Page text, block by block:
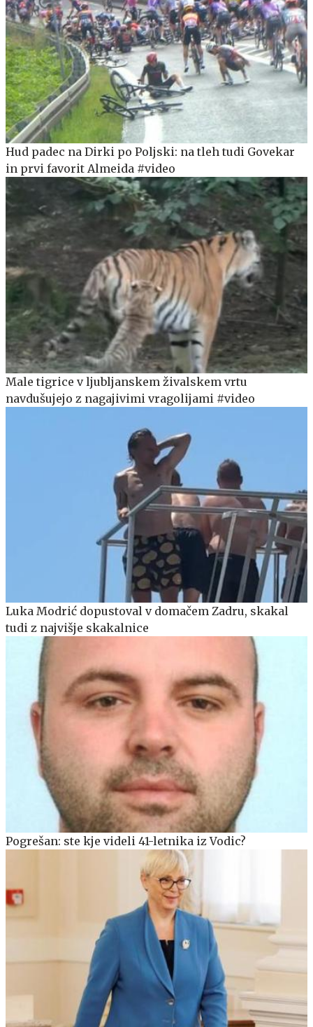
Hud padec na Dirki po Poljski: na tleh tudi Govekar
in prvi favorit Almeida #video
Male tigrice v ljubljanskem živalskem vrtu
navdušujejo z nagajivimi vragolijami #video
Luka Modrić dopustoval v domačem Zadru, skakal
tudi z najvišje skakalnice
Pogrešan: ste kje videli 41-letnika iz Vodic?